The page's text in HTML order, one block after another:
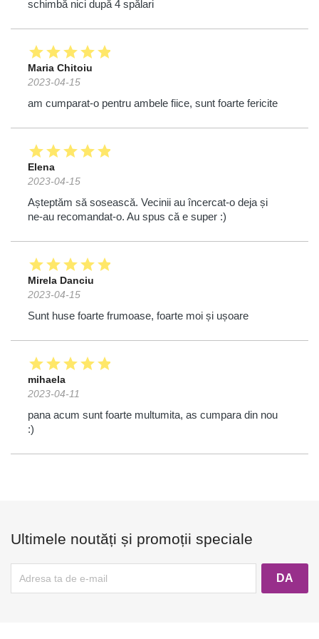
schimbă nici după 4 spălari
starstarstarstarstar
Maria Chitoiu
2023-04-15
am cumparat-o pentru ambele fiice, sunt foarte fericite
starstarstarstarstar
Elena
2023-04-15
Așteptăm să sosească. Vecinii au încercat-o deja și
ne-au recomandat-o. Au spus că e super :)
starstarstarstarstar
Mirela Danciu
2023-04-15
Sunt huse foarte frumoase, foarte moi și ușoare
starstarstarstarstar
mihaela
2023-04-11
pana acum sunt foarte multumita, as cumpara din nou
:)
Ultimele noutăți și promoții speciale